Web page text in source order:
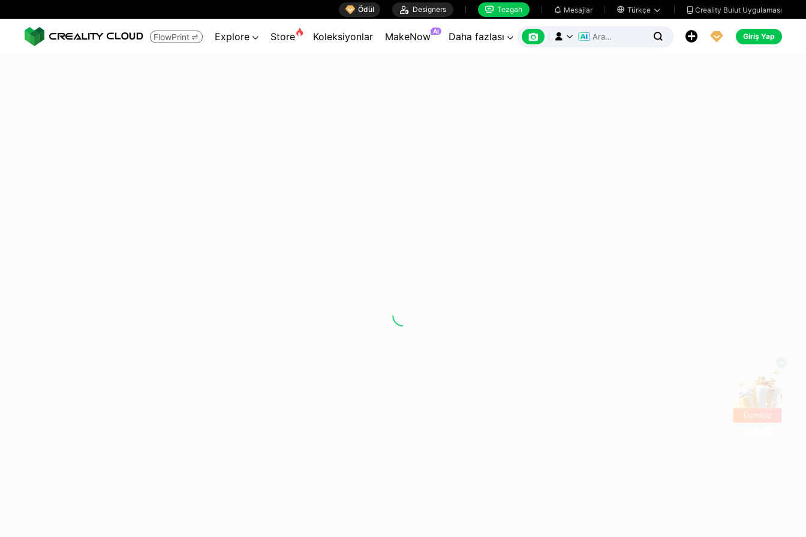
 Ödül  Designers  Tezgah  Mesajlar  Türkçe   Creality Bulut Uygulaması
FlowPrint  Explore  Store Koleksiyonlar MakeNow AI Daha fazlası        Giriş Yap
Ücretsiz